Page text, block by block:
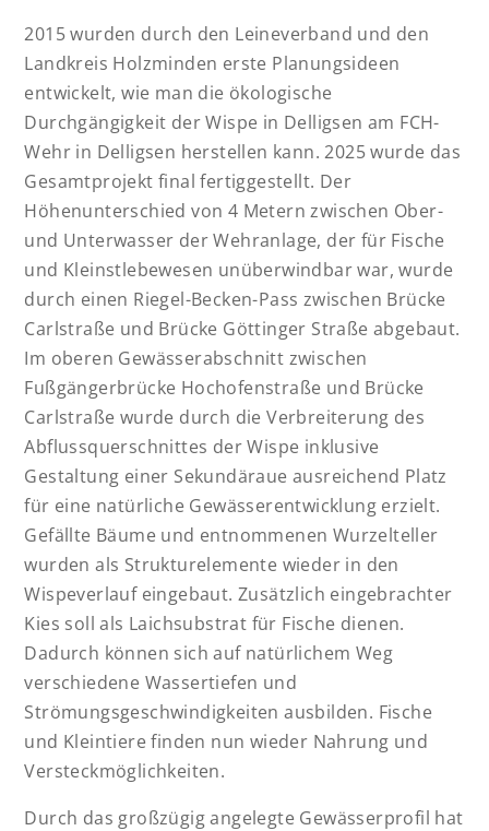
2015 wurden durch den Leineverband und den
Landkreis Holzminden erste Planungsideen
entwickelt, wie man die ökologische
Durchgängigkeit der Wispe in Delligsen am FCH-
Wehr in Delligsen herstellen kann. 2025 wurde das
Gesamtprojekt final fertiggestellt. Der
Höhenunterschied von 4 Metern zwischen Ober-
und Unterwasser der Wehranlage, der für Fische
und Kleinstlebewesen unüberwindbar war, wurde
durch einen Riegel-Becken-Pass zwischen Brücke
Carlstraße und Brücke Göttinger Straße abgebaut.
Im oberen Gewässerabschnitt zwischen
Fußgängerbrücke Hochofenstraße und Brücke
Carlstraße wurde durch die Verbreiterung des
Abflussquerschnittes der Wispe inklusive
Gestaltung einer Sekundäraue ausreichend Platz
für eine natürliche Gewässerentwicklung erzielt.
Gefällte Bäume und entnommenen Wurzelteller
wurden als Strukturelemente wieder in den
Wispeverlauf eingebaut. Zusätzlich eingebrachter
Kies soll als Laichsubstrat für Fische dienen.
Dadurch können sich auf natürlichem Weg
verschiedene Wassertiefen und
Strömungsgeschwindigkeiten ausbilden. Fische
und Kleintiere finden nun wieder Nahrung und
Versteckmöglichkeiten.
Durch das großzügig angelegte Gewässerprofil hat